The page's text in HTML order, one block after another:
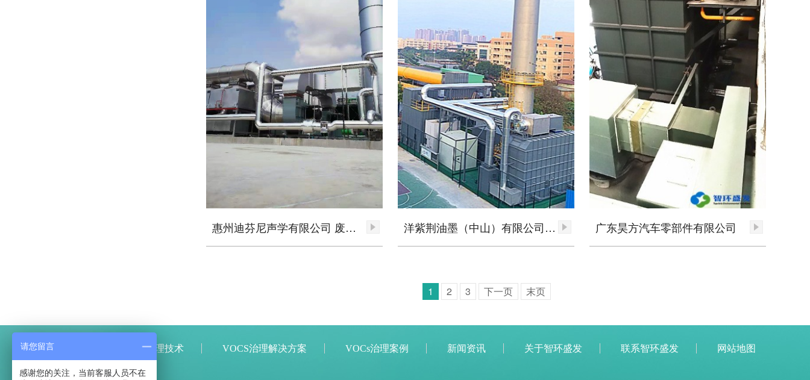
惠州迪芬尼声学有限公司 废气处理项目(分子筛吸附脱附+CO) 洋紫荆油墨（中山）有限公司-有机废气产生源治理项目 广东昊方汽车零部件有限公司
1 2 3 下一页 末页
网站首页 VOCs治理技术 VOCS治理解决方案 VOCs治理案例 新闻资讯 关于智环盛发 联系智环盛发 网站地图
请您留言
感谢您的关注，当前客服人员不在